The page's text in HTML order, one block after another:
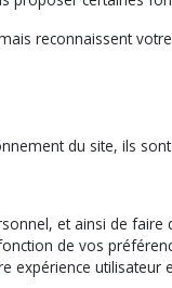
reconnaissent
du site, ils
et ainsi de faire
de vos
expérience